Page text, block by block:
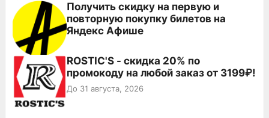
Получить скидку на первую и
повторную покупку билетов на
Яндекс Афише
ROSTIC'S - скидка 20% по
промокоду на любой заказ от 3199₽!
До 31 августа, 2026